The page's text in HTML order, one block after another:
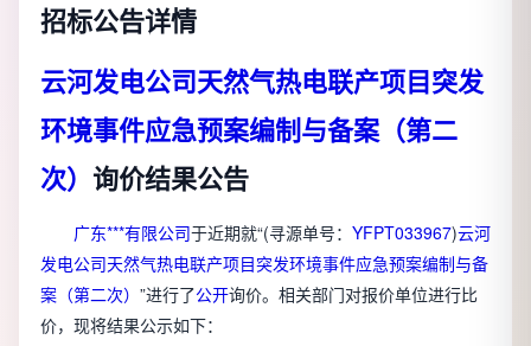
招标公告详情
云河发电公司天然气热电联产项目突发
环境事件应急预案编制与备案（第二
次） 询价结果公告
广东***有限公司于近期就“(寻源单号： YFPT033967)云河
发电公司天然气热电联产项目突发环境事件应急预案编制与备
案（第二次） ”进行了公开询价。相关部门对报价单位进行比
价，现将结果公示如下：